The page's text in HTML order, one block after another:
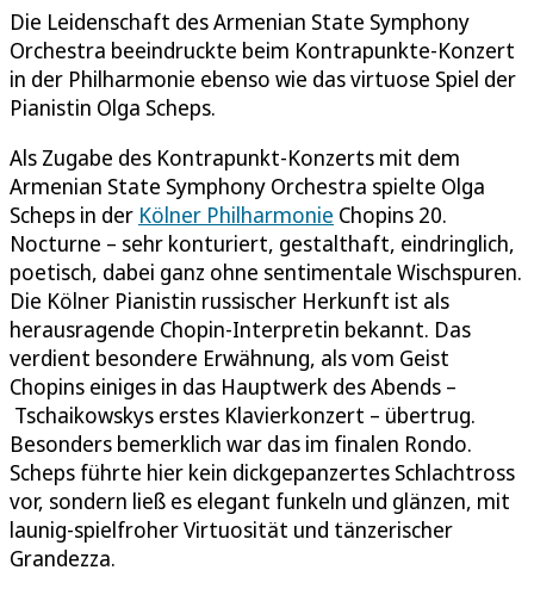
Die Leidenschaft des Armenian State Symphony
Orchestra beeindruckte beim Kontrapunkte-Konzert
in der Philharmonie ebenso wie das virtuose Spiel der
Pianistin Olga Scheps.
Als Zugabe des Kontrapunkt-Konzerts mit dem
Armenian State Symphony Orchestra spielte Olga
Scheps in der Kölner Philharmonie Chopins 20.
Nocturne – sehr konturiert, gestalthaft, eindringlich,
poetisch, dabei ganz ohne sentimentale Wischspuren.
Die Kölner Pianistin russischer Herkunft ist als
herausragende Chopin-Interpretin bekannt. Das
verdient besondere Erwähnung, als vom Geist
Chopins einiges in das Hauptwerk des Abends –
Tschaikowskys erstes Klavierkonzert – übertrug.
Besonders bemerklich war das im finalen Rondo.
Scheps führte hier kein dickgepanzertes Schlachtross
vor, sondern ließ es elegant funkeln und glänzen, mit
launig-spielfroher Virtuosität und tänzerischer
Grandezza.